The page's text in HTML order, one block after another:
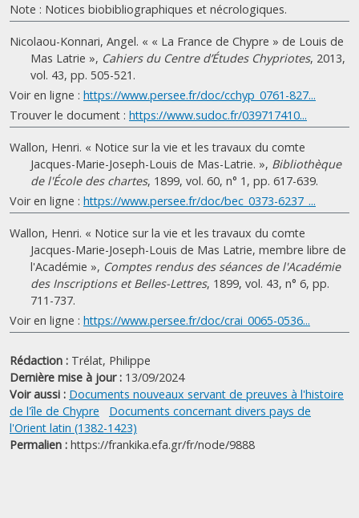
Note : Notices biobibliographiques et nécrologiques.
Nicolaou-Konnari, Angel. « « La France de Chypre » de Louis de
Mas Latrie », Cahiers du Centre d’Études Chypriotes, 2013,
vol. 43, pp. 505-521.
Voir en ligne : https://www.persee.fr/doc/cchyp_0761-827...
Trouver le document : https://www.sudoc.fr/039717410...
Wallon, Henri. « Notice sur la vie et les travaux du comte
Jacques-Marie-Joseph-Louis de Mas-Latrie. », Bibliothèque
de l'École des chartes, 1899, vol. 60, n° 1, pp. 617-639.
Voir en ligne : https://www.persee.fr/doc/bec_0373-6237_...
Wallon, Henri. « Notice sur la vie et les travaux du comte
Jacques-Marie-Joseph-Louis de Mas Latrie, membre libre de
l'Académie », Comptes rendus des séances de l'Académie
des Inscriptions et Belles-Lettres, 1899, vol. 43, n° 6, pp.
711-737.
Voir en ligne : https://www.persee.fr/doc/crai_0065-0536...
Rédaction : Trélat, Philippe
Dernière mise à jour : 13/09/2024
Voir aussi : Documents nouveaux servant de preuves à l'histoire
de l'île de Chypre
Documents concernant divers pays de
l'Orient latin (1382-1423)
Permalien : https://frankika.efa.gr/fr/node/9888